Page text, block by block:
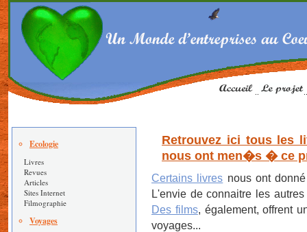
Ecologie
Livres
Revues
Articles
Sites Internet
Filmographie
Voyages
Retrouvez ici tous les
nous ont men�s � ce
Certains livres nous ont
L'envie de connaitre les
Des films, également, offrent
voyages...